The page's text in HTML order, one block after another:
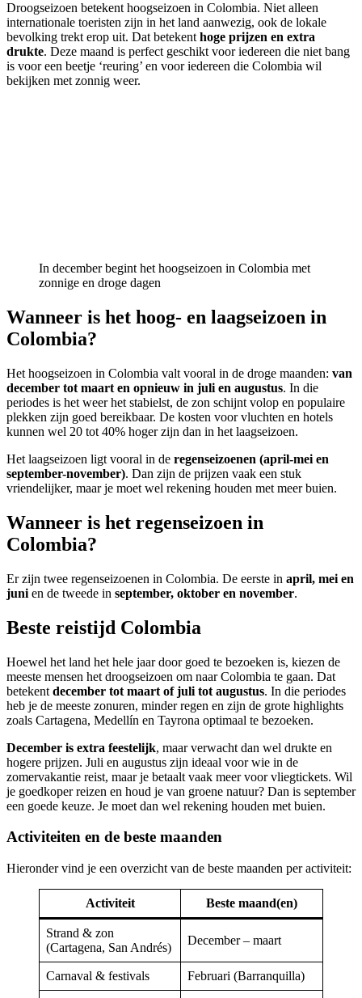
Droogseizoen betekent hoogseizoen in Colombia. Niet alleen
internationale toeristen zijn in het land aanwezig, ook de lokale
bevolking trekt erop uit. Dat betekent hoge prijzen en extra
drukte. Deze maand is perfect geschikt voor iedereen die niet bang
is voor een beetje ‘reuring’ en voor iedereen die Colombia wil
bekijken met zonnig weer.
In december begint het hoogseizoen in Colombia met
zonnige en droge dagen
Wanneer is het hoog- en laagseizoen in
Colombia?
Het hoogseizoen in Colombia valt vooral in de droge maanden: van
december tot maart en opnieuw in juli en augustus. In die
periodes is het weer het stabielst, de zon schijnt volop en populaire
plekken zijn goed bereikbaar. De kosten voor vluchten en hotels
kunnen wel 20 tot 40% hoger zijn dan in het laagseizoen.
Het laagseizoen ligt vooral in de regenseizoenen (april-mei en
september-november). Dan zijn de prijzen vaak een stuk
vriendelijker, maar je moet wel rekening houden met meer buien.
Wanneer is het regenseizoen in
Colombia?
Er zijn twee regenseizoenen in Colombia. De eerste in april, mei en
juni en de tweede in september, oktober en november.
Beste reistijd Colombia
Hoewel het land het hele jaar door goed te bezoeken is, kiezen de
meeste mensen het droogseizoen om naar Colombia te gaan. Dat
betekent december tot maart of juli tot augustus. In die periodes
heb je de meeste zonuren, minder regen en zijn de grote highlights
zoals Cartagena, Medellín en Tayrona optimaal te bezoeken.
December is extra feestelijk, maar verwacht dan wel drukte en
hogere prijzen. Juli en augustus zijn ideaal voor wie in de
zomervakantie reist, maar je betaalt vaak meer voor vliegtickets. Wil
je goedkoper reizen en houd je van groene natuur? Dan is september
een goede keuze. Je moet dan wel rekening houden met buien.
Activiteiten en de beste maanden
Hieronder vind je een overzicht van de beste maanden per activiteit:
Activiteit Beste maand(en)
Strand & zon
(Cartagena, San Andrés)
December – maart
Carnaval & festivals Februari (Barranquilla)